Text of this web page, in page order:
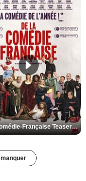
De la Comédie-Française Teaser VF